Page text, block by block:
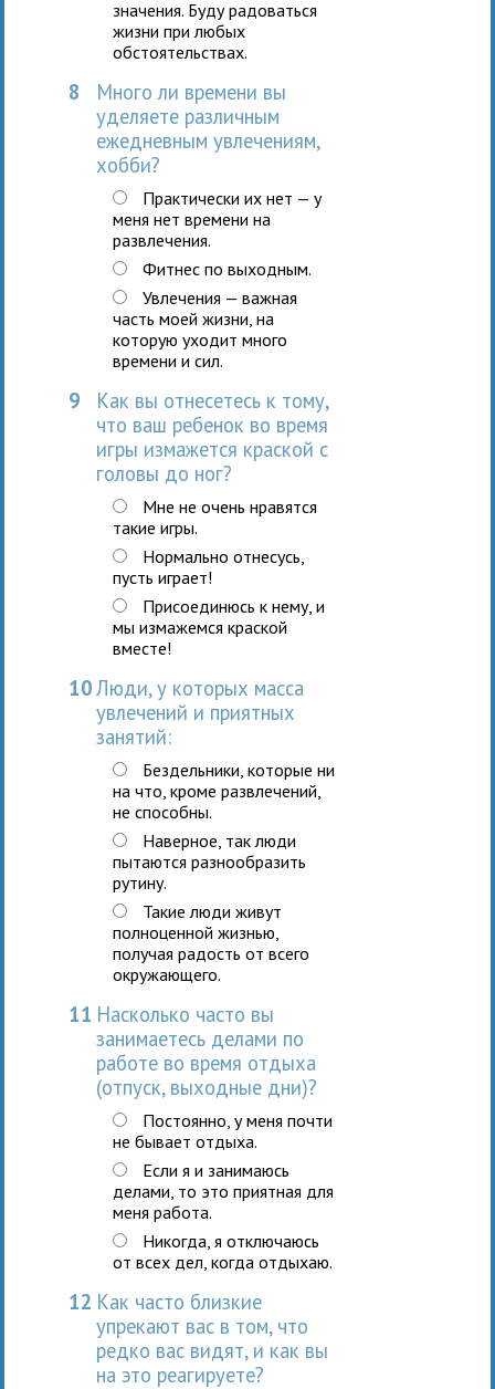
значения. Буду радоваться
жизни при любых
обстоятельствах.
8
Много ли времени вы
уделяете различным
ежедневным увлечениям,
хобби?
Практически их нет — у
меня нет времени на
развлечения.
Фитнес по выходным.
Увлечения — важная
часть моей жизни, на
которую уходит много
времени и сил.
9
Как вы отнесетесь к тому,
что ваш ребенок во время
игры измажется краской с
головы до ног?
Мне не очень нравятся
такие игры.
Нормально отнесусь,
пусть играет!
Присоединюсь к нему, и
мы измажемся краской
вместе!
10Люди, у которых масса
увлечений и приятных
занятий:
Бездельники, которые ни
на что, кроме развлечений,
не способны.
Наверное, так люди
пытаются разнообразить
рутину.
Такие люди живут
полноценной жизнью,
получая радость от всего
окружающего.
11 Насколько часто вы
занимаетесь делами по
работе во время отдыха
(отпуск, выходные дни)?
Постоянно, у меня почти
не бывает отдыха.
Если я и занимаюсь
делами, то это приятная для
меня работа.
Никогда, я отключаюсь
от всех дел, когда отдыхаю.
12 Как часто близкие
упрекают вас в том, что
редко вас видят, и как вы
на это реагируете?